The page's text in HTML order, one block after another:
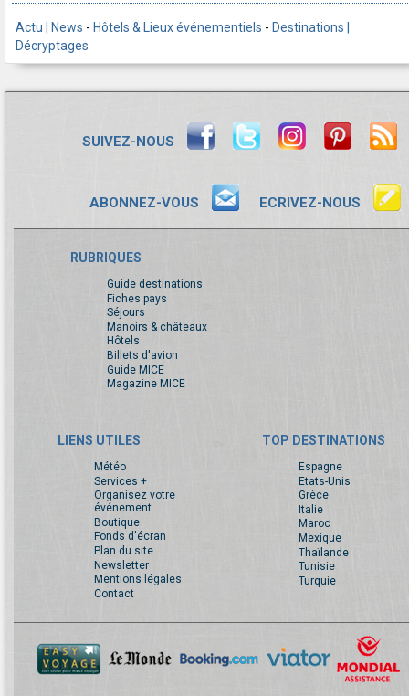
Actu | News - Hôtels & Lieux événementiels - Destinations |
Décryptages
SUIVEZ-NOUS
ABONNEZ-VOUS ECRIVEZ-NOUS
RUBRIQUES
Guide destinations
Fiches pays
Séjours
Manoirs & châteaux
Hôtels
Billets d'avion
Guide MICE
Magazine MICE
LIENS UTILES
Météo
Services +
Organisez votre
événement
Boutique
Fonds d'écran
Plan du site
Newsletter
Mentions légales
Contact
TOP DESTINATIONS
Espagne
Etats-Unis
Grèce
Italie
Maroc
Mexique
Thaïlande
Tunisie
Turquie